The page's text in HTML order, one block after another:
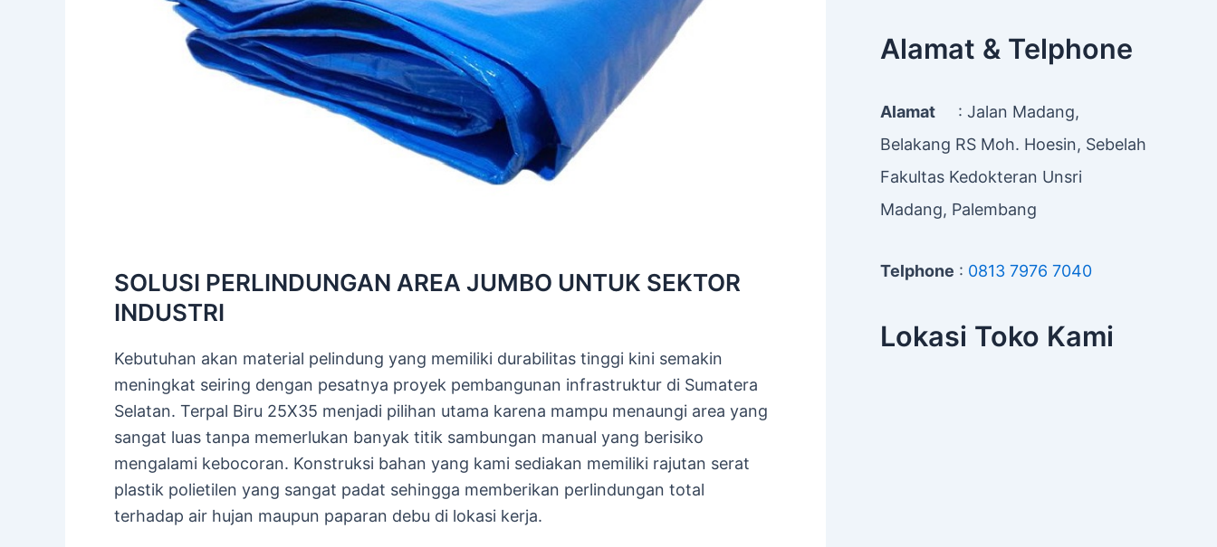
SOLUSI PERLINDUNGAN AREA JUMBO UNTUK SEKTOR
INDUSTRI
Kebutuhan akan material pelindung yang memiliki durabilitas tinggi kini semakin
meningkat seiring dengan pesatnya proyek pembangunan infrastruktur di Sumatera
Selatan. Terpal Biru 25X35 menjadi pilihan utama karena mampu menaungi area yang
sangat luas tanpa memerlukan banyak titik sambungan manual yang berisiko
mengalami kebocoran. Konstruksi bahan yang kami sediakan memiliki rajutan serat
plastik polietilen yang sangat padat sehingga memberikan perlindungan total
terhadap air hujan maupun paparan debu di lokasi kerja.
Alamat & Telphone
Alamat : Jalan Madang,
Belakang RS Moh. Hoesin, Sebelah
Fakultas Kedokteran Unsri
Madang, Palembang
Telphone : 0813 7976 7040
Lokasi Toko Kami